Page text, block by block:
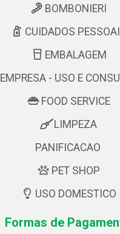
BOMBONIERI
CUIDADOS
EMBALAGEM
EMPRESA - USO E
FOOD SERVICE
LIMPEZA
PANIFICACAO
PET SHOP
USO DOMESTICO
Formas de